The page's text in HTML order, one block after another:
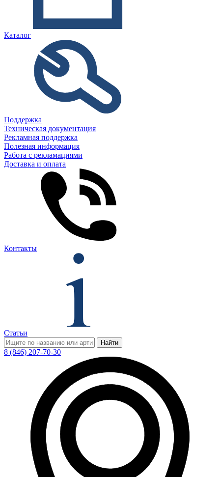
Каталог
Поддержка
Техническая документация
Рекламная поддержка
Полезная информация
Работа с рекламациями
Доставка и оплата
Контакты
Статьи
Найти
8 (846) 207-70-30